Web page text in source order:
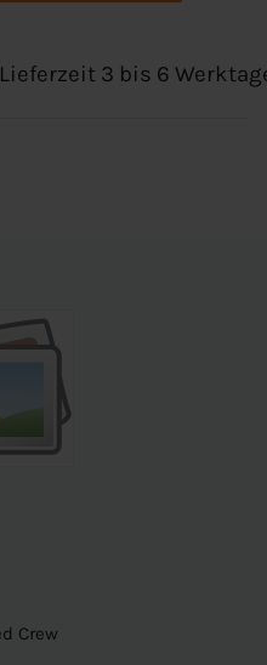
3 bis 6
Crew